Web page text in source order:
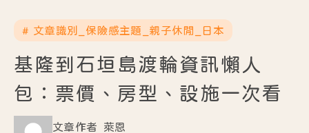
# 文章識別_保險感主題_親子休閒_日本
基隆到石垣島渡輪資訊懶人
包：票價、房型、設施一次看
文章作者
萊恩